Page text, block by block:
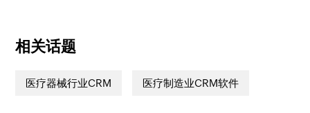
相关话题
医疗器械行业CRM 医疗制造业CRM软件